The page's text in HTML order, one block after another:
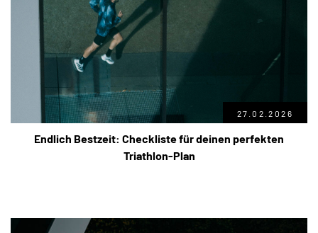
27.02.2026
Endlich Bestzeit: Checkliste für deinen perfekten
Triathlon-Plan